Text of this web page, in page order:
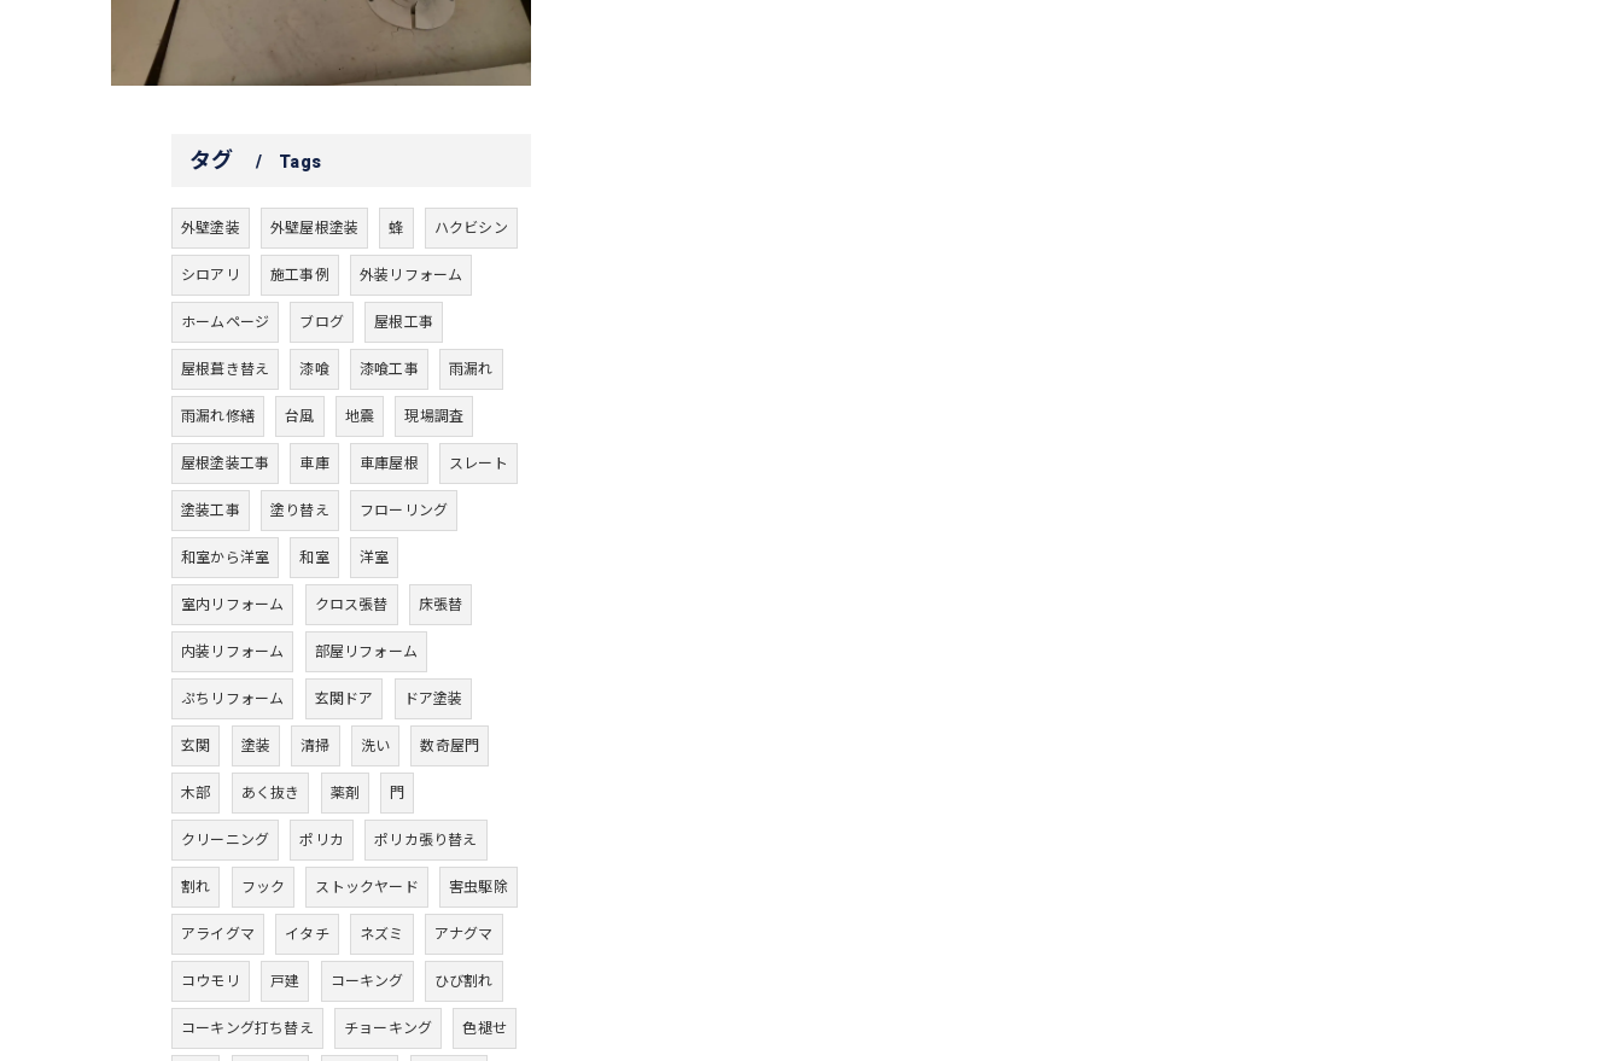
タグ Tags
外壁塗装 外壁屋根塗装 蜂 ハクビシン
シロアリ 施工事例 外装リフォーム
ホームページ ブログ 屋根工事
屋根葺き替え 漆喰 漆喰工事 雨漏れ
雨漏れ修繕 台風 地震 現場調査
屋根塗装工事 車庫 車庫屋根 スレート
塗装工事 塗り替え フローリング
和室から洋室 和室 洋室
室内リフォーム クロス張替 床張替
内装リフォーム 部屋リフォーム
ぷちリフォーム 玄関ドア ドア塗装
玄関 塗装 清掃 洗い 数奇屋門
木部 あく抜き 薬剤 門
クリーニング ポリカ ポリカ張り替え
割れ フック ストックヤード 害虫駆除
アライグマ イタチ ネズミ アナグマ
コウモリ 戸建 コーキング ひび割れ
コーキング打ち替え チョーキング 色褪せ